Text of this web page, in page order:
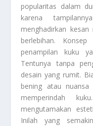
popularitas dalam
karena
menghadirkan
berlebihan.
penampilan kuku
Tentunya tanpa
desain yang rumit.
bening atau
memperindah
mengutamakan
Inilah yang